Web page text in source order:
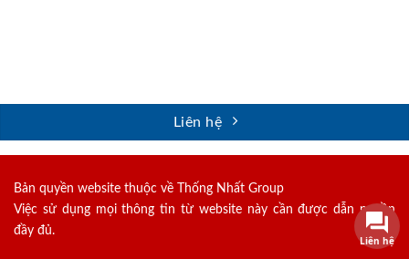
Liên hệ
Bản quyền website thuộc về Thống Nhất Group
Việc sử dụng mọi thông tin từ website này cần được dẫn nguồn
đầy đủ.
Liên hệ